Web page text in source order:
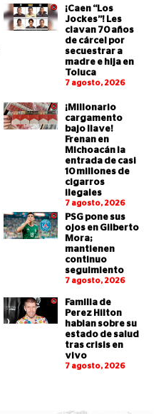
¡Caen “Los
Jockes”! Les
clavan 70 años
de cárcel por
secuestrar a
madre e hija en
Toluca
7 agosto, 2026
¡Millonario
cargamento
bajo llave!
Frenan en
Michoacán la
entrada de casi
10 millones de
cigarros
ilegales
7 agosto, 2026
PSG pone sus
ojos en Gilberto
Mora;
mantienen
continuo
seguimiento
7 agosto, 2026
Familia de
Perez Hilton
hablan sobre su
estado de salud
tras crisis en
vivo
7 agosto, 2026